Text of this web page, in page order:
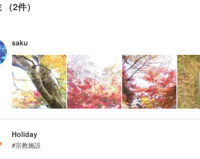
2件）
saku
Holiday
#宗教施設